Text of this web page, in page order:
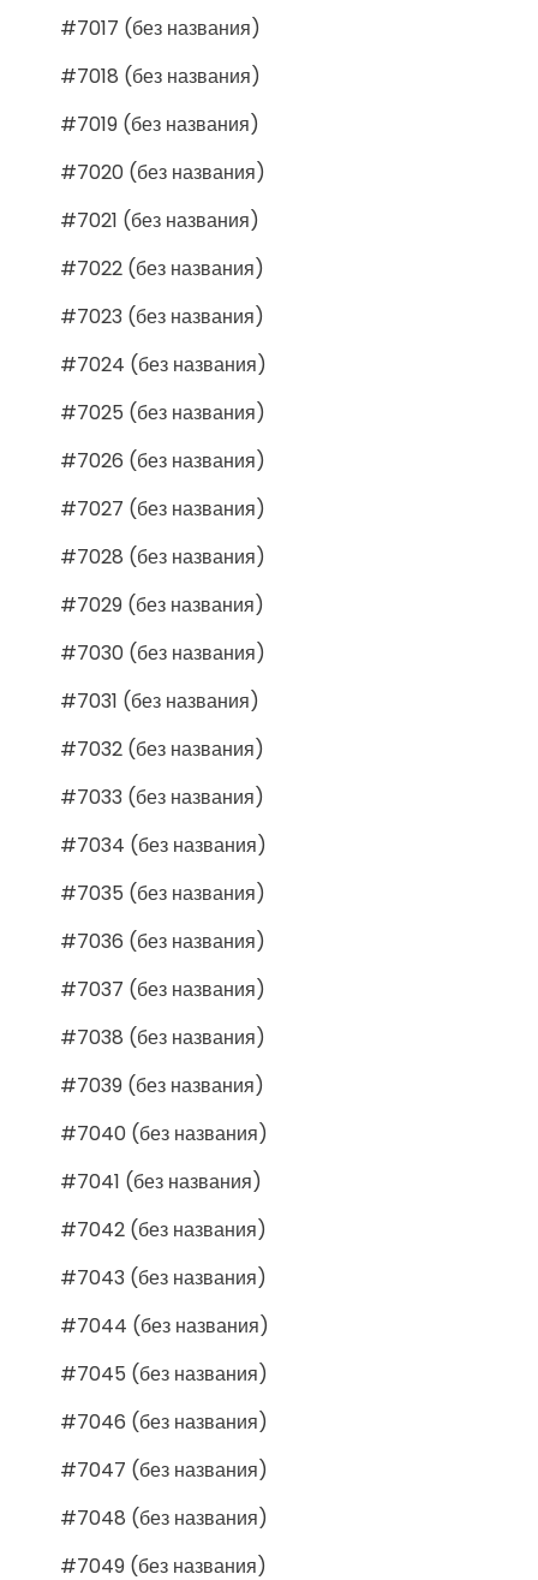
#7017 (без названия)
#7018 (без названия)
#7019 (без названия)
#7020 (без названия)
#7021 (без названия)
#7022 (без названия)
#7023 (без названия)
#7024 (без названия)
#7025 (без названия)
#7026 (без названия)
#7027 (без названия)
#7028 (без названия)
#7029 (без названия)
#7030 (без названия)
#7031 (без названия)
#7032 (без названия)
#7033 (без названия)
#7034 (без названия)
#7035 (без названия)
#7036 (без названия)
#7037 (без названия)
#7038 (без названия)
#7039 (без названия)
#7040 (без названия)
#7041 (без названия)
#7042 (без названия)
#7043 (без названия)
#7044 (без названия)
#7045 (без названия)
#7046 (без названия)
#7047 (без названия)
#7048 (без названия)
#7049 (без названия)